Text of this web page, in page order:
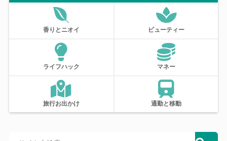
香りとニオイ ビューティー
ライフハック マネー
旅行お出かけ 通勤と移動